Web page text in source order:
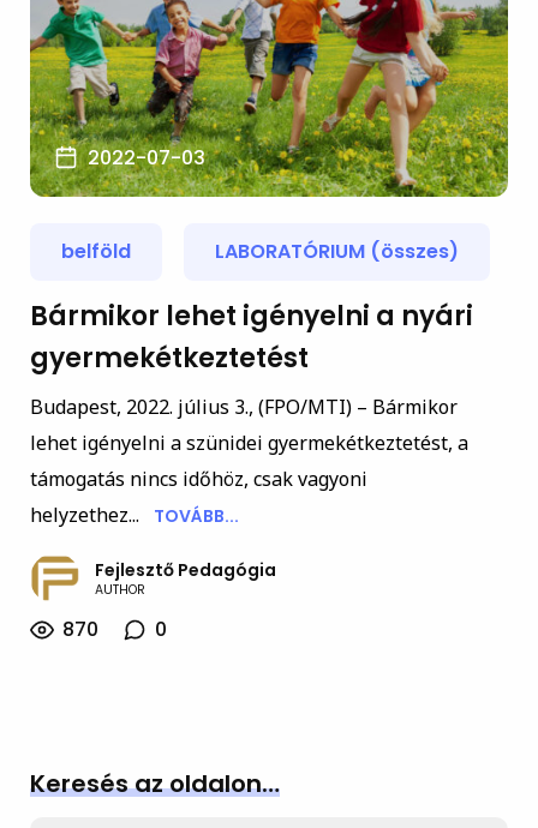
2022-07-03
belföld LABORATÓRIUM (összes)
Bármikor lehet igényelni a nyári
gyermekétkeztetést
Budapest, 2022. július 3., (FPO/MTI) – Bármikor
lehet igényelni a szünidei gyermekétkeztetést, a
támogatás nincs időhöz, csak vagyoni
helyzethez...
TOVÁBB...
Fejlesztő Pedagógia
AUTHOR
870 0
Keresés az oldalon…